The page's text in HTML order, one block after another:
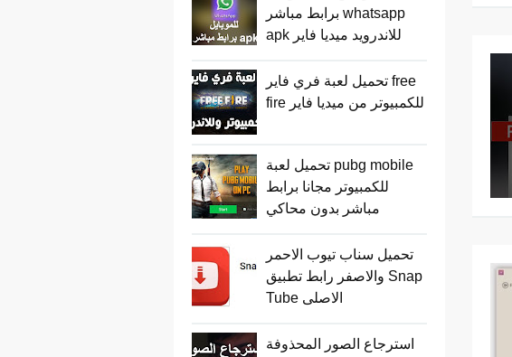
برابط مباشر whatsapp
apk للاندرويد ميديا فاير
تحميل لعبة فري فاير free
fire للكمبيوتر من ميديا فاير
تحميل لعبة pubg mobile
للكمبيوتر مجانا برابط
مباشر بدون محاكي
تحميل سناب تيوب الاحمر
والاصفر رابط تطبيق Snap
Tube الاصلى
استرجاع الصور المحذوفة